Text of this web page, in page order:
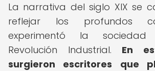
La narrativa del siglo XIX se
reflejar los profundos
experimentó la
Revolución Industrial. En
surgieron escritores que